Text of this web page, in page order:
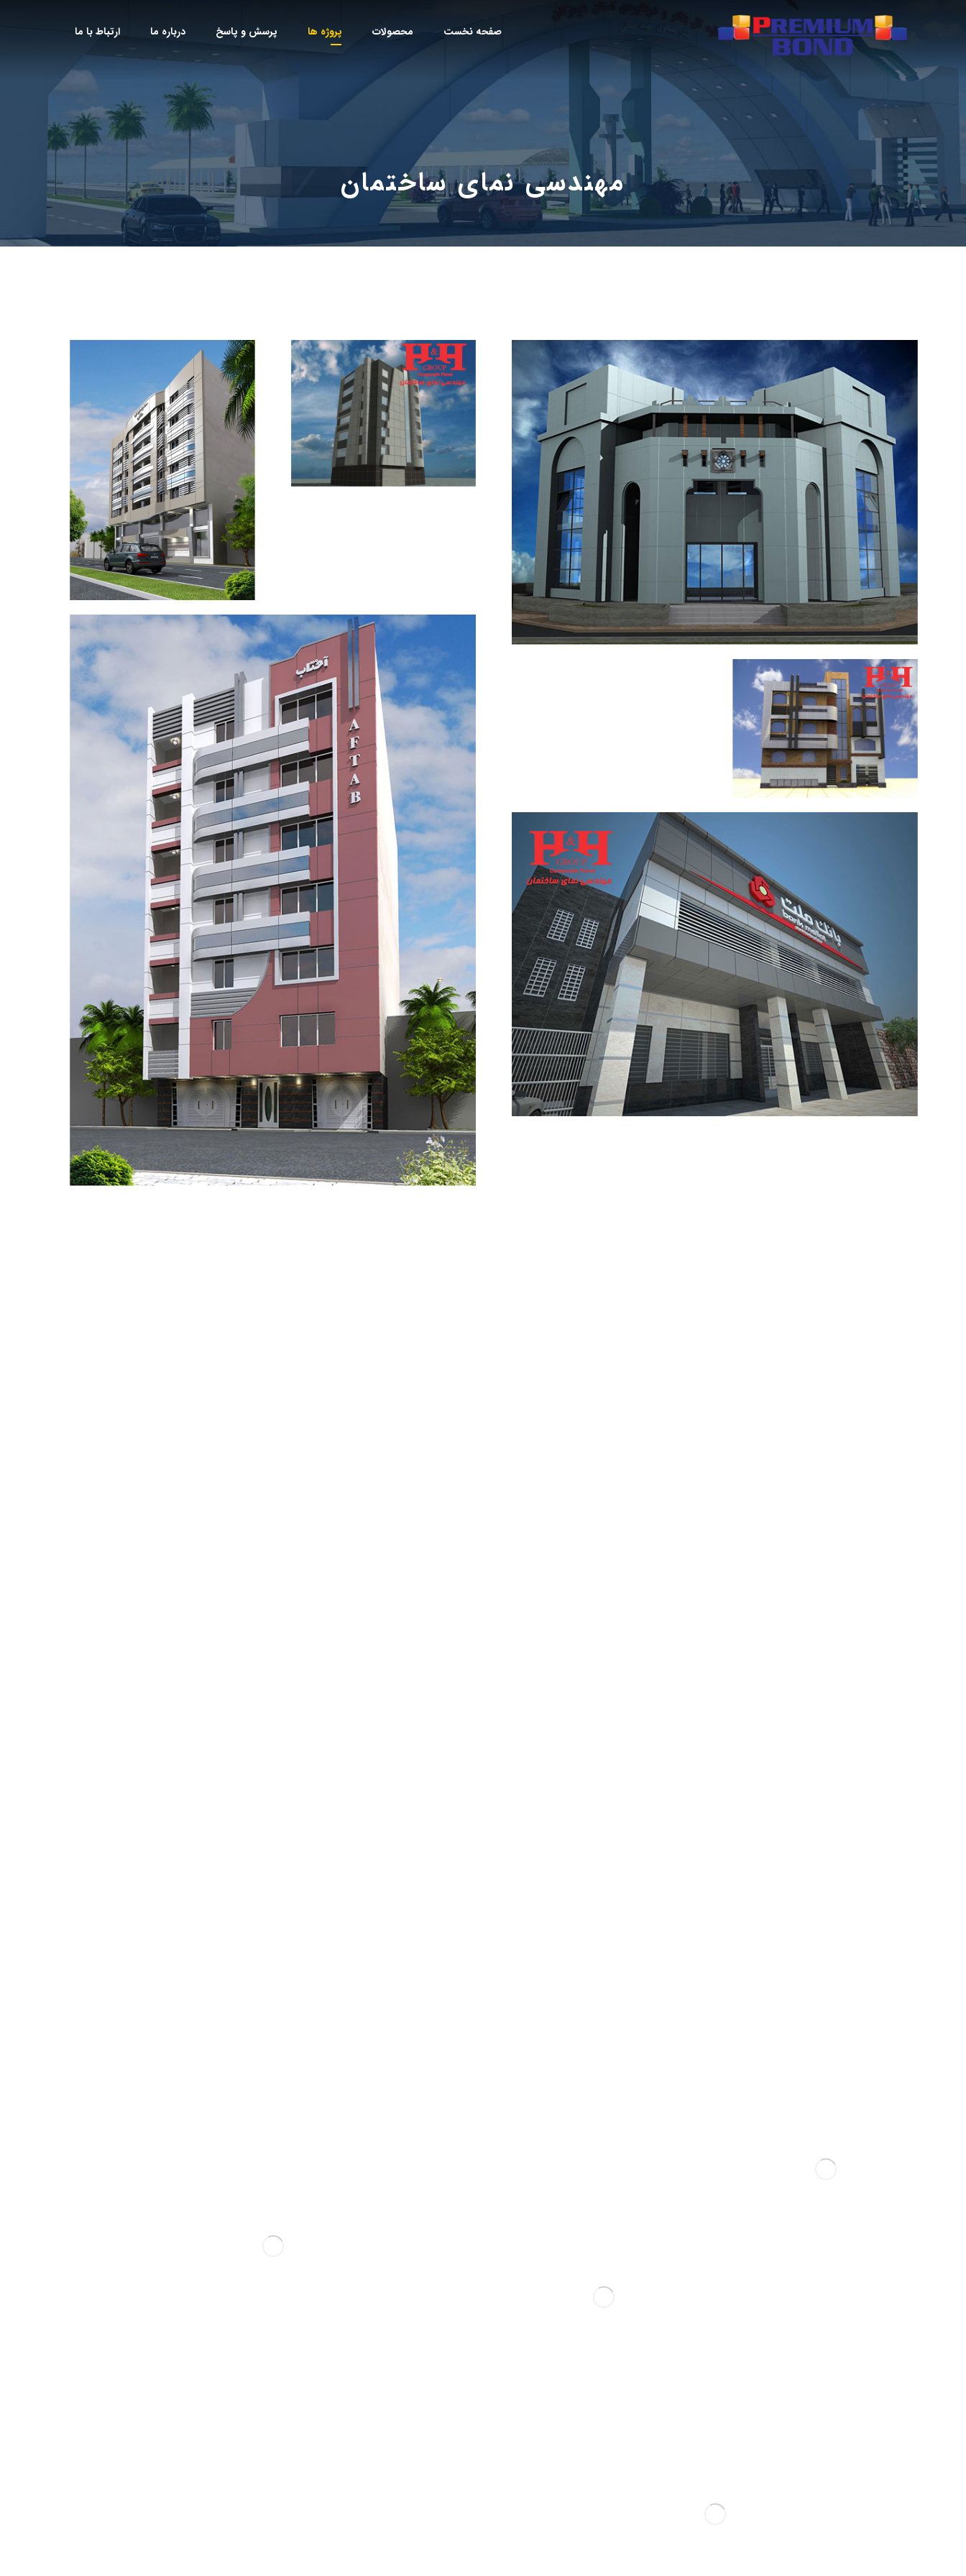
صفحه نخست محصولات پروژه ها پرسش و پاسخ درباره ما ارتباط با ما
مهندسی نمای ساختمان